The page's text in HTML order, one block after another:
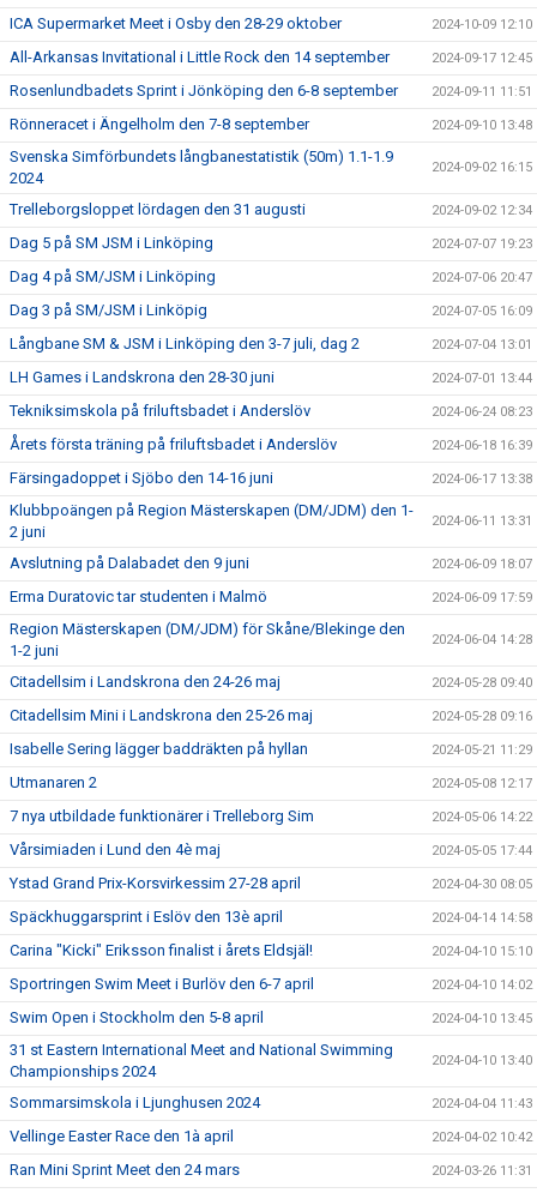
ICA Supermarket Meet i Osby den 28-29 oktober 2024-10-09 12:10
All-Arkansas Invitational i Little Rock den 14 september 2024-09-17 12:45
Rosenlundbadets Sprint i Jönköping den 6-8 september 2024-09-11 11:51
Rönneracet i Ängelholm den 7-8 september 2024-09-10 13:48
Svenska Simförbundets långbanestatistik (50m) 1.1-1.9
2024
2024-09-02 16:15
Trelleborgsloppet lördagen den 31 augusti 2024-09-02 12:34
Dag 5 på SM JSM i Linköping 2024-07-07 19:23
Dag 4 på SM/JSM i Linköping 2024-07-06 20:47
Dag 3 på SM/JSM i Linköpig 2024-07-05 16:09
Långbane SM & JSM i Linköping den 3-7 juli, dag 2 2024-07-04 13:01
LH Games i Landskrona den 28-30 juni 2024-07-01 13:44
Tekniksimskola på friluftsbadet i Anderslöv 2024-06-24 08:23
Årets första träning på friluftsbadet i Anderslöv 2024-06-18 16:39
Färsingadoppet i Sjöbo den 14-16 juni 2024-06-17 13:38
Klubbpoängen på Region Mästerskapen (DM/JDM) den 1-
2 juni
2024-06-11 13:31
Avslutning på Dalabadet den 9 juni 2024-06-09 18:07
Erma Duratovic tar studenten i Malmö 2024-06-09 17:59
Region Mästerskapen (DM/JDM) för Skåne/Blekinge den
1-2 juni
2024-06-04 14:28
Citadellsim i Landskrona den 24-26 maj 2024-05-28 09:40
Citadellsim Mini i Landskrona den 25-26 maj 2024-05-28 09:16
Isabelle Sering lägger baddräkten på hyllan 2024-05-21 11:29
Utmanaren 2 2024-05-08 12:17
7 nya utbildade funktionärer i Trelleborg Sim 2024-05-06 14:22
Vårsimiaden i Lund den 4è maj 2024-05-05 17:44
Ystad Grand Prix-Korsvirkessim 27-28 april 2024-04-30 08:05
Späckhuggarsprint i Eslöv den 13è april 2024-04-14 14:58
Carina "Kicki" Eriksson finalist i årets Eldsjäl! 2024-04-10 15:10
Sportringen Swim Meet i Burlöv den 6-7 april 2024-04-10 14:02
Swim Open i Stockholm den 5-8 april 2024-04-10 13:45
31 st Eastern International Meet and National Swimming
Championships 2024
2024-04-10 13:40
Sommarsimskola i Ljunghusen 2024 2024-04-04 11:43
Vellinge Easter Race den 1à april 2024-04-02 10:42
Ran Mini Sprint Meet den 24 mars 2024-03-26 11:31